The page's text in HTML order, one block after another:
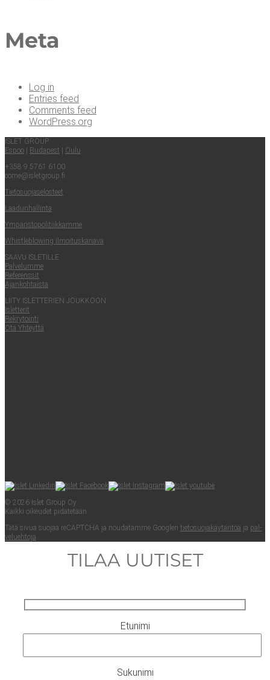
Meta
Log in
Entries feed
Comments feed
WordPress.org
ISLET GROUP
Espoo | Buda­pest | Oulu
+358 9 5761 6100
come@​isletgroup.​fi
Tie­to­suo­ja­se­los­teet
Laa­dun­hal­lin­ta
Ympä­ris­tö­po­li­tiik­kam­me
Whist­le­blowing ilmoituskanava
SAA­VU ISLETILLE
Pal­ve­lum­me
Refe­rens­sit
Ajan­koh­tais­ta
LII­TY ISLET­TE­RIEN JOUKKOON
Islet­te­rit
Rek­ry­toin­ti
Ota Yhteyt­tä
© 2026 Islet Group Oy
Kaik­ki oikeu­det pidätetään.
Tätä sivua suo­jaa reCAPTC­HA ja nou­da­tam­me Googlen tie­to­suo­ja­käy­tän­töä ja pal­
ve­lueh­to­ja.
TILAA UUTISET
Etunimi
Sukunimi